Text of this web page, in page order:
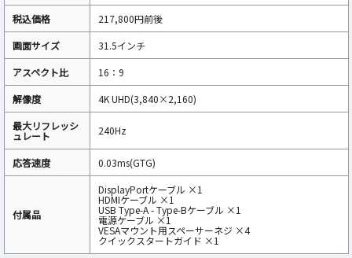
税込価格
217,800円前後
画面サイズ
31.5インチ
アスペクト比
16：9
解像度
4K UHD(3,840×2,160)
最大リフレッシ
ュレート 240Hz
応答速度 0.03ms(GTG)
付属品
DisplayPortケーブル ×1
HDMIケーブル ×1
USB Type-A - Type-Bケーブル ×1
電源ケーブル ×1
VESAマウント用スペーサーネジ ×4
クイックスタートガイド ×1